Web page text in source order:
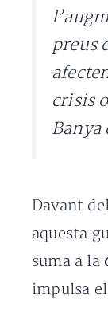
preus
crisis
Banya
Davant
aquesta
suma a la
impulsa